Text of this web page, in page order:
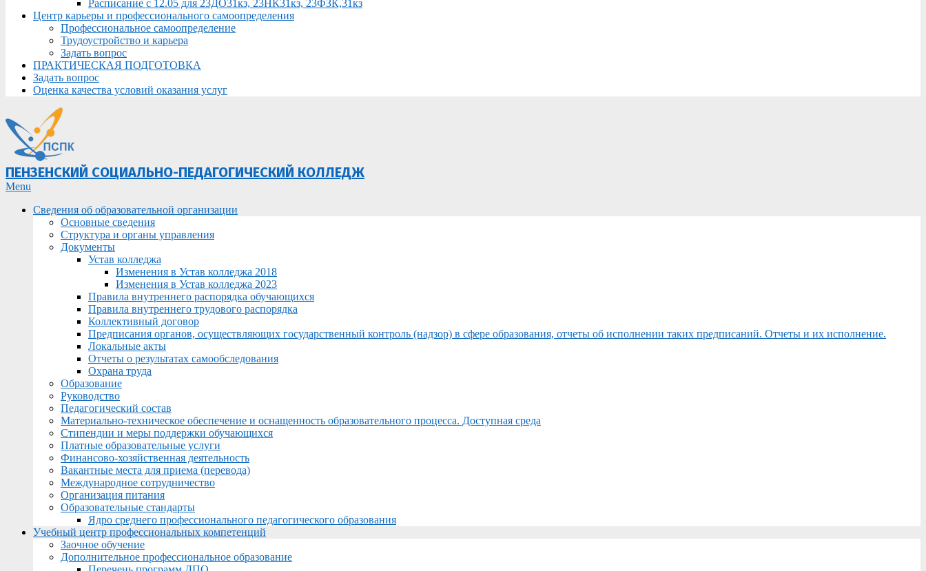
Расписание с 12.05 для 23ДО31кз, 23НК31кз, 23ФЗК,31кз
Центр карьеры и профессионального самоопределения
Профессиональное самоопределение
Трудоустройство и карьера
Задать вопрос
ПРАКТИЧЕСКАЯ ПОДГОТОВКА
Задать вопрос
Оценка качества условий оказания услуг
ПЕНЗЕНСКИЙ СОЦИАЛЬНО-ПЕДАГОГИЧЕСКИЙ КОЛЛЕДЖ
Primary
Menu
Menu
Сведения об образовательной организации
Основные сведения
Структура и органы управления
Документы
Устав колледжа
Изменения в Устав колледжа 2018
Изменения в Устав колледжа 2023
Правила внутреннего распорядка обучающихся
Правила внутреннего трудового распорядка
Коллективный договор
Предписания органов, осуществляющих государственный контроль (надзор) в сфере образования, отчеты об исполнении таких предписаний. Отчеты и их исполнение.
Локальные акты
Отчеты о результатах самообследования
Охрана труда
Образование
Руководство
Педагогический состав
Материально-техническое обеспечение и оснащенность образовательного процесса. Доступная среда
Стипендии и меры поддержки обучающихся
Платные образовательные услуги
Финансово-хозяйственная деятельность
Вакантные места для приема (перевода)
Международное сотрудничество
Организация питания
Образовательные стандарты
Ядро среднего профессионального педагогического образования
Учебный центр профессиональных компетенций
Заочное обучение
Дополнительное профессиональное образование